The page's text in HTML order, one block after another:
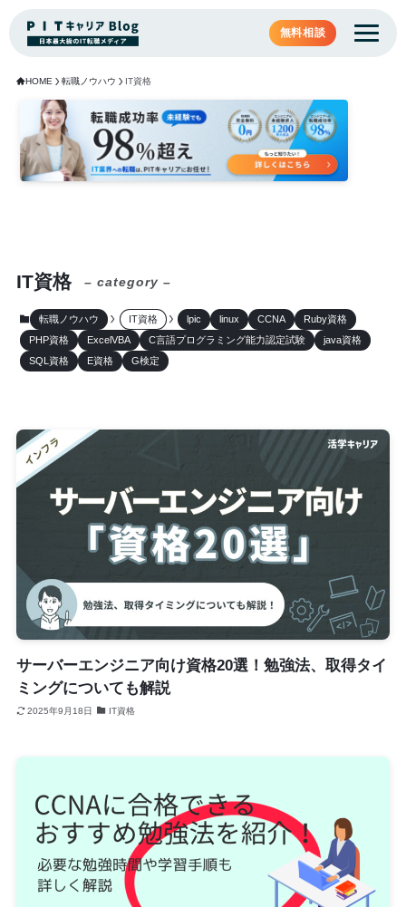
無料相談
HOME 転職ノウハウ IT資格
IT資格 – category –
転職ノウハウ IT資格 lpic linux CCNA
Ruby資格
PHP資格
ExcelVBA C言語プログラミング能力認定試験
java資格
SQL資格
E資格 G検定
サーバーエンジニア向け資格20選！勉強法、取得タイ
ミングについても解説
2025年9月18日 IT資格